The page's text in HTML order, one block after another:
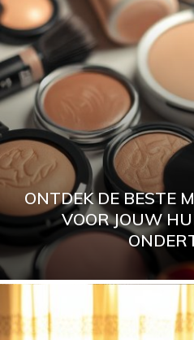
ONTDEK DE BESTE
VOOR JOUW